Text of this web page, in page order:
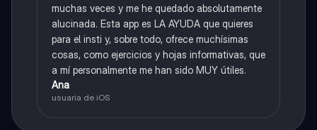
muchas veces y me he quedado absolutamente
alucinada. Esta app es LA AYUDA que quieres
para el insti y, sobre todo, ofrece muchísimas
cosas, como ejercicios y hojas informativas, que
a mí personalmente me han sido MUY útiles.
Ana
usuaria de iOS